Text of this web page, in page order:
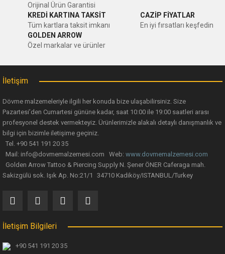
Orijinal Ürün Garantisi
KREDİ KARTINA TAKSİT
Tüm kartlara taksit imkanı
CAZİP FİYATLAR
En iyi fırsatları keşfedin
GOLDEN ARROW
Özel markalar ve ürünler
İletişim
Dövme malzemeleriyle ilgili her konuda bize ulaşabilirsiniz. Size
Pazartesi’den Cumartesi gününe kadar, saat 10:00 ile 19:00 saatleri arası
profesyonel destek vermekteyiz. Ürünlerimizle alakalı detaylı danışmanlık ve
bilgi için bizimle iletişime geçiniz.
Tel. +90 541 191 20 35
Mail: info@dovmemalzemesi.com Web: www.dovmemalzemesi.com
Golden Arrow Tattoo & Piercing Supply N. Şener ÖNER Caferaga mah.
Sakizgülü sok. Işık Ap. No:21/1 34710 Kadiköy/ISTANBUL/Turkey
İletişim Bilgileri
+90 541 191 20 35